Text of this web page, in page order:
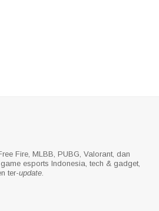
Fire, MLBB, PUBG, Valorant, dan
esports Indonesia, tech & gadget,
ter-update.